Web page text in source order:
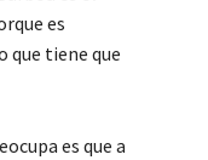
es
que tiene que
es que a